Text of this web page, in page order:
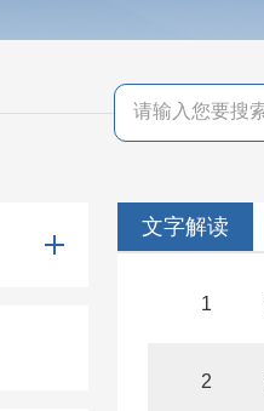
文字解读
1
2